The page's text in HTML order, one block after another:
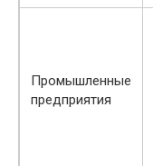
Промышленные
предприятия